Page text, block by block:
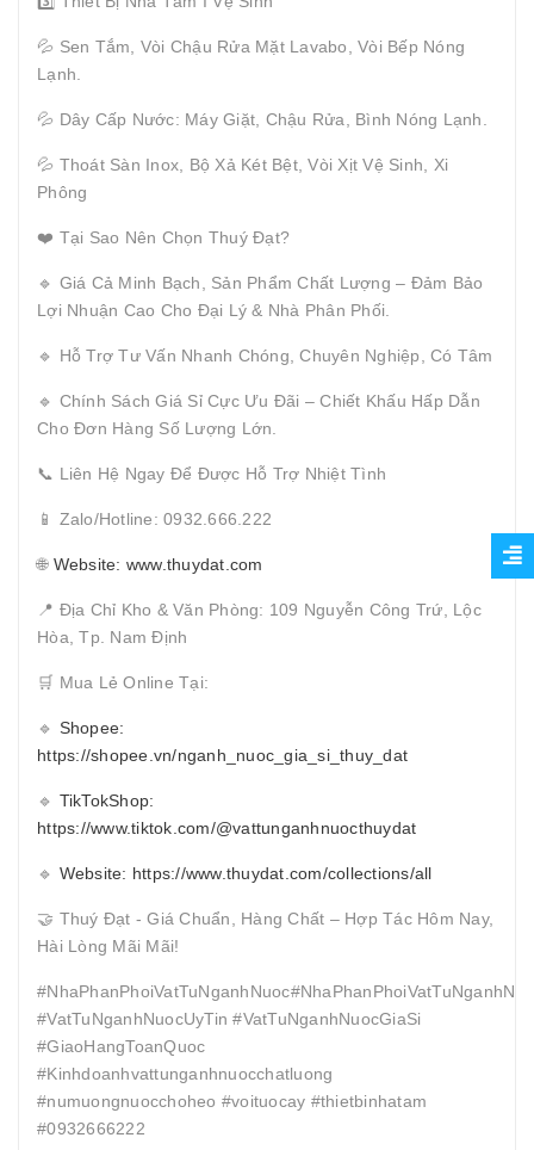
💦 Sen Tắm, Vòi Chậu Rửa Mặt Lavabo, Vòi Bếp Nóng
Lạnh.
💦 Dây Cấp Nước: Máy Giặt, Chậu Rửa, Bình Nóng Lạnh.
💦 Thoát Sàn Inox, Bộ Xả Két Bệt, Vòi Xịt Vệ Sinh, Xi
Phông
❤️ Tại Sao Nên Chọn Thuý Đạt?
🔹 Giá Cả Minh Bạch, Sản Phẩm Chất Lượng – Đảm Bảo
Lợi Nhuận Cao Cho Đại Lý & Nhà Phân Phối.
🔹 Hỗ Trợ Tư Vấn Nhanh Chóng, Chuyên Nghiệp, Có Tâm
🔹 Chính Sách Giá Sỉ Cực Ưu Đãi – Chiết Khấu Hấp Dẫn
Cho Đơn Hàng Số Lượng Lớn.
📞 Liên Hệ Ngay Để Được Hỗ Trợ Nhiệt Tình
📱 Zalo/Hotline: 0932.666.222
🌐 Website: www.thuydat.com
📍 Địa Chỉ Kho & Văn Phòng: 109 Nguyễn Công Trứ, Lộc
Hòa, Tp. Nam Định
🛒 Mua Lẻ Online Tại:
🔹 Shopee:
https://shopee.vn/nganh_nuoc_gia_si_thuy_dat
🔹 TikTokShop:
https://www.tiktok.com/@vattunganhnuocthuydat
🔹 Website: https://www.thuydat.com/collections/all
🤝 Thuý Đạt - Giá Chuẩn, Hàng Chất – Hợp Tác Hôm Nay,
Hài Lòng Mãi Mãi!
#VatTuNganhNuocUyTin #VatTuNganhNuocGiaSi
#GiaoHangToanQuoc
#Kinhdoanhvattunganhnuocchatluong
#numuongnuocchoheo #voituocay #thietbinhatam
#0932666222